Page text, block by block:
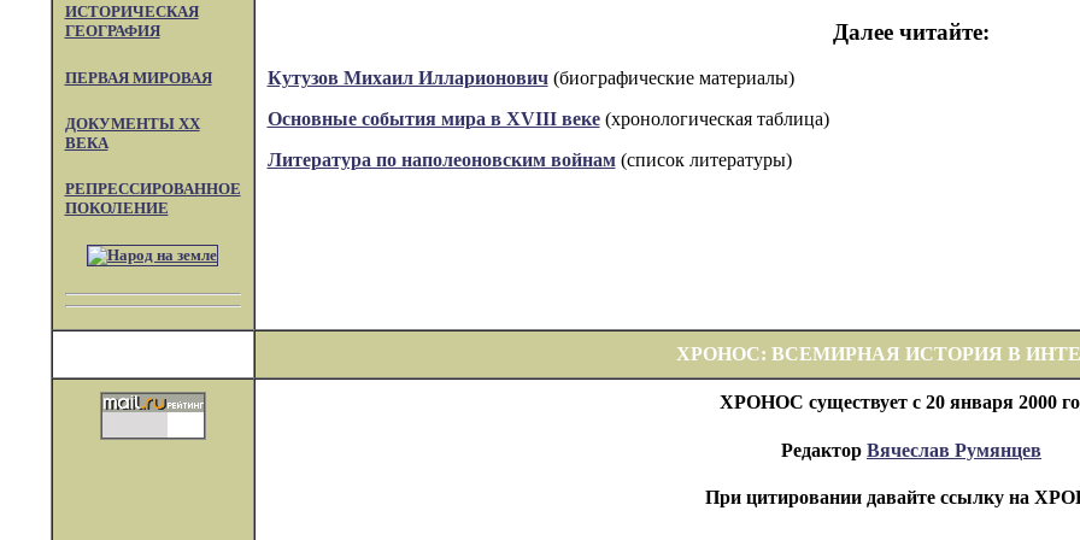
ИСТОРИЧЕСКАЯ
ГЕОГРАФИЯ
ПЕРВАЯ МИРОВАЯ
ДОКУМЕНТЫ XX
ВЕКА
РЕПРЕССИРОВАННОЕ
ПОКОЛЕНИЕ
Далее читайте:
Кутузов Михаил Илларионович(биографические материалы)
Основные события мира в XVIII веке(хронологическая таблица)
Литература по наполеоновским войнам(список литературы)
ХРОНОС: ВСЕМИРНАЯ ИСТОРИЯ В
ХРОНОС существует с 20 января 2000
Редактор Вячеслав Румянцев
При цитировании давайте ссылку на